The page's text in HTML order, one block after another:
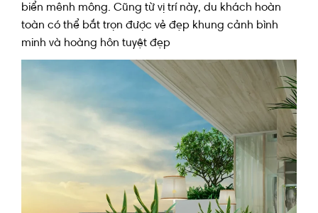
biển mênh mông. Cũng từ vị trí này, du khách hoàn
toàn có thể bắt trọn được vẻ đẹp khung cảnh bình
minh và hoàng hôn tuyệt đẹp